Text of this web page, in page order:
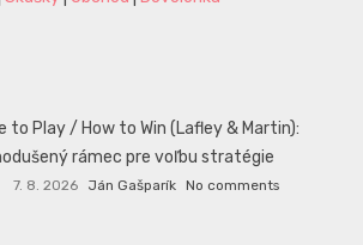
to Play / How to Win (Lafley & Martin):
rámec pre voľbu stratégie
7. 8. 2026 Ján Gašparík No comments